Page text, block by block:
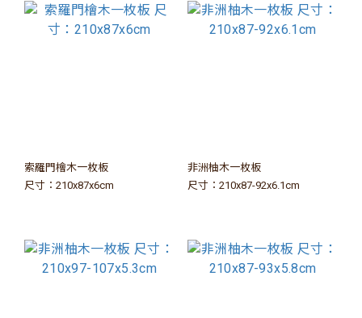
索羅門檜木一枚板
尺寸：210x87x6cm
非洲柚木一枚板
尺寸：210x87-92x6.1cm